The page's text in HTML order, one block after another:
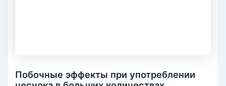
Побочные эффекты при употреблении